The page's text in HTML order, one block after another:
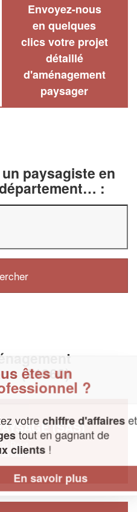
Envoyez-nous
en quelques
clics votre projet
détaillé
d'aménagement
paysager
paysagiste en
:
(21360)
(SAS)
Relot
êtes un
?
chiffre d'affaireset
tout en gagnant de
!
En savoir plus